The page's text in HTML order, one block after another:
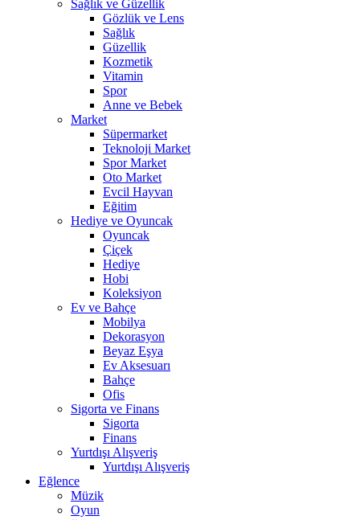
Sağlık ve Güzellik
Gözlük ve Lens
Sağlık
Güzellik
Kozmetik
Vitamin
Spor
Anne ve Bebek
Market
Süpermarket
Teknoloji Market
Spor Market
Oto Market
Evcil Hayvan
Eğitim
Hediye ve Oyuncak
Oyuncak
Çiçek
Hediye
Hobi
Koleksiyon
Ev ve Bahçe
Mobilya
Dekorasyon
Beyaz Eşya
Ev Aksesuarı
Bahçe
Ofis
Sigorta ve Finans
Sigorta
Finans
Yurtdışı Alışveriş
Yurtdışı Alışveriş
Eğlence
Müzik
Oyun